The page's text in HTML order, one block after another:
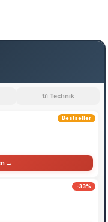
🔌 Technik
Bestseller
→
-33%